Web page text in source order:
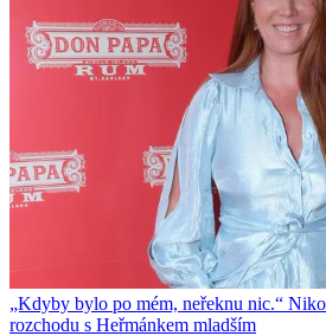
„Kdyby bylo po mém, neřeknu nic.“
rozchodu s Heřmánkem mladším